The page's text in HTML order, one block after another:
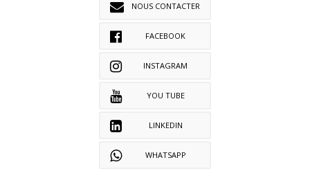
NOUS CONTACTER
FACEBOOK
INSTAGRAM
YOU TUBE
LINKEDIN
WHATSAPP